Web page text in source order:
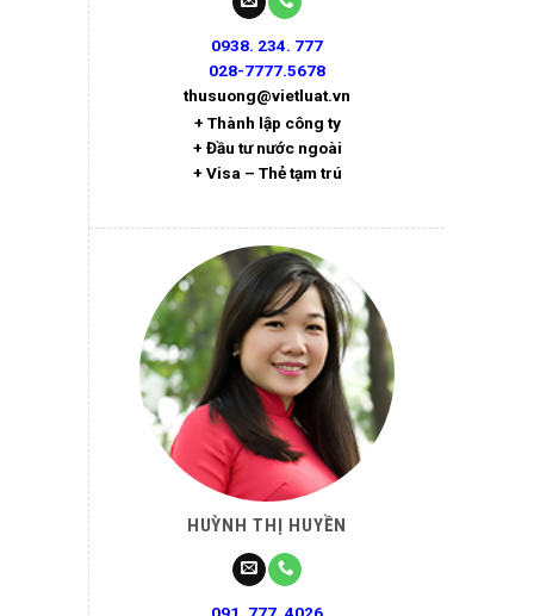
0938. 234. 777
028-7777.5678
thusuong@vietluat.vn
+ Thành lập công ty
+ Đầu tư nước ngoài
+ Visa – Thẻ tạm trú
HUỲNH THỊ HUYỀN